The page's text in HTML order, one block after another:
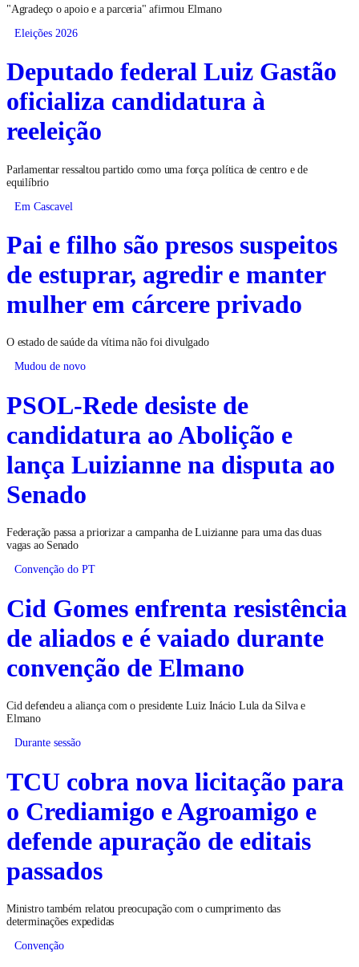
"Agradeço o apoio e a parceria" afirmou Elmano
Eleições 2026
Deputado federal Luiz Gastão
oficializa candidatura à
reeleição
Parlamentar ressaltou partido como uma força política de centro e de
equilíbrio
Em Cascavel
Pai e filho são presos suspeitos
de estuprar, agredir e manter
mulher em cárcere privado
O estado de saúde da vítima não foi divulgado
Mudou de novo
PSOL-Rede desiste de
candidatura ao Abolição e
lança Luizianne na disputa ao
Senado
Federação passa a priorizar a campanha de Luizianne para uma das duas
vagas ao Senado
Convenção do PT
Cid Gomes enfrenta resistência
de aliados e é vaiado durante
convenção de Elmano
Cid defendeu a aliança com o presidente Luiz Inácio Lula da Silva e
Elmano
Durante sessão
TCU cobra nova licitação para
o Crediamigo e Agroamigo e
defende apuração de editais
passados
Ministro também relatou preocupação com o cumprimento das
determinações expedidas
Convenção